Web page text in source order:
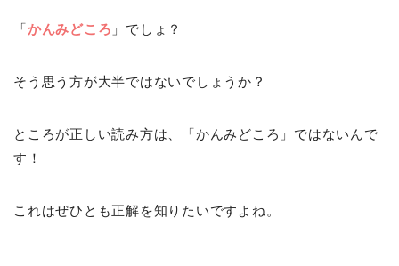
「かんみどころ 」でしょ？
そう思う方が大半ではないでしょうか？
ところが正しい読み方は、「かんみどころ」ではないんで
す！
これはぜひとも正解を知りたいですよね。